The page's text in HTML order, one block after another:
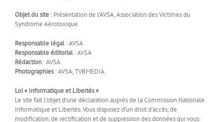
Objet du site : Présentation de l’AVSA, Association des Victimes du
Syndrome Aérotoxique.
Responsable légal : AVSA
Responsable éditorial : AVSA
Rédaction : AVSA
Photographies: AVSA, TVBMEDIA.
Loi « Informatique et Libertés »
Le site fait l’objet d’une déclaration auprès de la Commission Nationale
Informatique et Libertés. Vous disposez d’un droit d’accès, de
modification, de rectification et de suppression des données qui vous